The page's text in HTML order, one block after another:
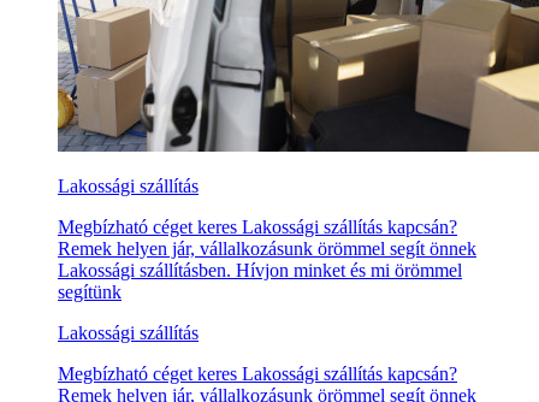
Lakossági szállítás
Megbízható céget keres Lakossági szállítás kapcsán?
Remek helyen jár, vállalkozásunk örömmel segít önnek
Lakossági szállításben. Hívjon minket és mi örömmel
segítünk
Lakossági szállítás
Megbízható céget keres Lakossági szállítás kapcsán?
Remek helyen jár, vállalkozásunk örömmel segít önnek